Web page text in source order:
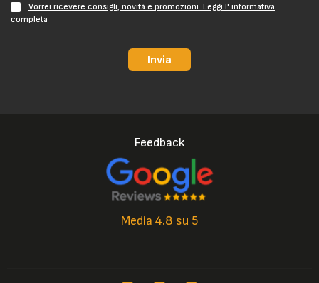
Vorrei ricevere consigli, novità e promozioni. Leggi l' informativa
completa
Invia
Feedback
Media 4.8 su 5